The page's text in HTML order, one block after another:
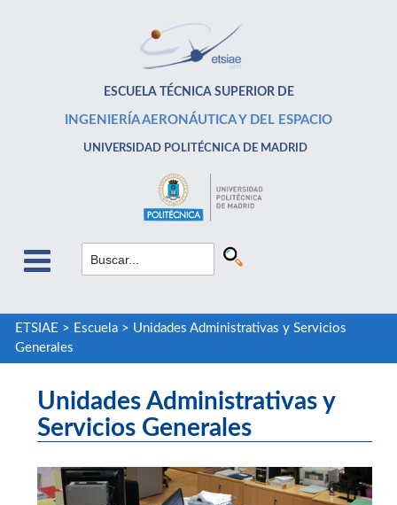
ESCUELA TÉCNICA SUPERIOR DE
INGENIERÍA AERONÁUTICA Y DEL ESPACIO
UNIVERSIDAD POLITÉCNICA DE MADRID
ETSIAE > Escuela> Unidades Administrativas y Servicios
Generales
Unidades Administrativas y
Servicios Generales